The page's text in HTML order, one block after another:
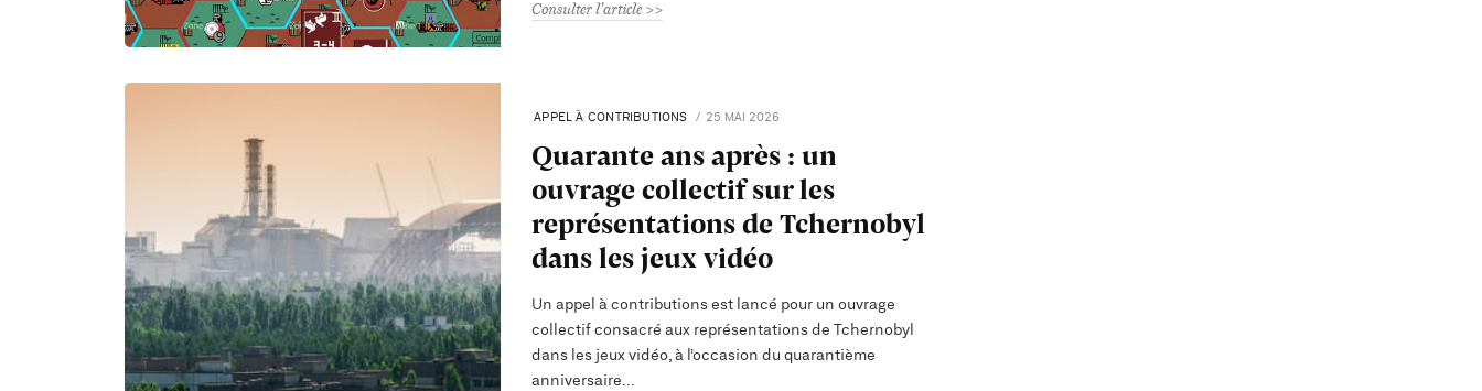
Consulter l'article
APPEL À CONTRIBUTIONS 25 MAI 2026
Quarante ans après : un
ouvrage collectif sur les
représentations de Tchernobyl
dans les jeux vidéo
Un appel à contributions est lancé pour un ouvrage
collectif consacré aux représentations de Tchernobyl
dans les jeux vidéo, à l’occasion du quarantième
anniversaire